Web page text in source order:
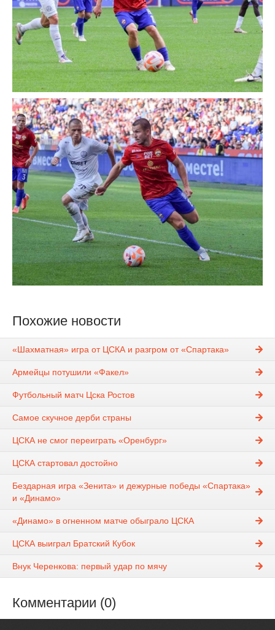
Похожие новости
«Шахматная» игра от ЦСКА и разгром от «Спартака»
Армейцы потушили «Факел»
Футбольный матч Цска Ростов
Самое скучное дерби страны
ЦСКА не смог переиграть «Оренбург»
ЦСКА стартовал достойно
Бездарная игра «Зенита» и дежурные победы «Спартака»
и «Динамо»
«Динамо» в огненном матче обыграло ЦСКА
ЦСКА выиграл Братский Кубок
Внук Черенкова: первый удар по мячу
Комментарии (0)